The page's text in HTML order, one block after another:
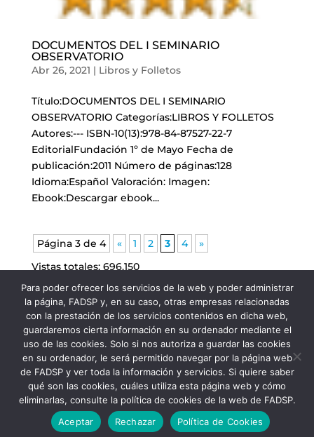
DOCUMENTOS DEL I SEMINARIO
OBSERVATORIO
Abr 26, 2021 | Libros y Folletos
Título:DOCUMENTOS DEL I SEMINARIO
OBSERVATORIO Categorías:LIBROS Y FOLLETOS
Autores:--- ISBN-10(13):978-84-87527-22-7
EditorialFundación 1º de Mayo Fecha de
publicación:2011 Número de páginas:128
Idioma:Español Valoración: Imagen:
Ebook:Descargar ebook...
Página 3 de 4 « 1 2 3 4
»
Vistas totales: 696.150
FADSP · 2023 |Aviso legal|Política de
Privacidad|Política de Cookies
Para poder ofrecer los servicios de la web y poder administrar
la página, FADSP y, en su caso, otras empresas relacionadas
con la prestación de los servicios contenidos en dicha web,
guardaremos cierta información en su ordenador mediante el
uso de las cookies. Solo si nos autoriza a guardar las cookies
en su ordenador, le será permitido navegar por la página web
de FADSP y ver toda la información y servicios. Si quiere saber
qué son las cookies, cuáles utiliza esta página web y cómo
eliminarlas, consulte la política de cookies de la web de FADSP.
Aceptar
Rechazar Política de Cookies